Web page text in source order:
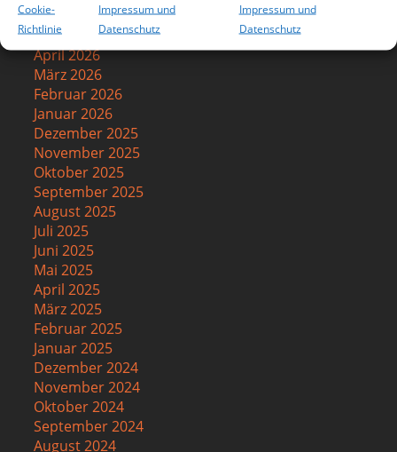
Cookie-
Richtlinie
Impressum und
Datenschutz
Impressum und
Datenschutz
Juni 2026
Mai 2026
April 2026
März 2026
Februar 2026
Januar 2026
Dezember 2025
November 2025
Oktober 2025
September 2025
August 2025
Juli 2025
Juni 2025
Mai 2025
April 2025
März 2025
Februar 2025
Januar 2025
Dezember 2024
November 2024
Oktober 2024
September 2024
August 2024